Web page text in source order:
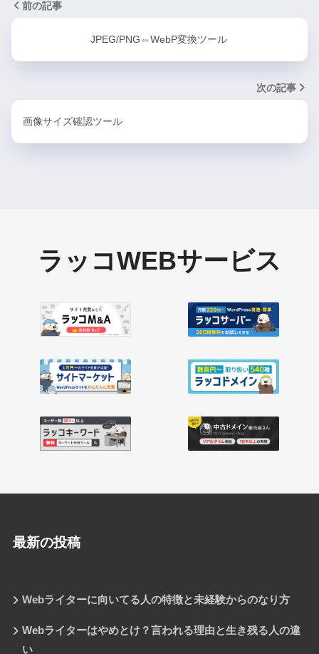
前の記事
JPEG/PNG⇔WebP変換ツール
次の記事
画像サイズ確認ツール
ラッコWEBサービス
最新の投稿
Webライターに向いてる人の特徴と未経験からのなり方
Webライターはやめとけ？言われる理由と生き残る人の違
い